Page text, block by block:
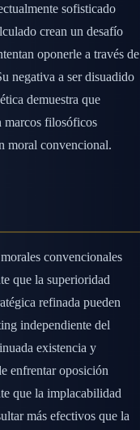
sofisticado
crean un desafío
oponerle a través de
negativa a ser disuadido
demuestra que
marcos filosóficos
moral convencional.
convencionales
que la superioridad
refinada pueden
independiente del
existencia y
enfrentar oposición
que la implacabilidad
más efectivos que la